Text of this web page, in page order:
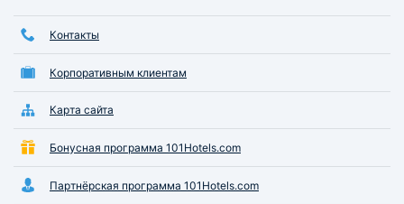
Контакты
Корпоративным клиентам
Карта сайта
Бонусная программа 101Hotels.com
Партнёрская программа 101Hotels.com